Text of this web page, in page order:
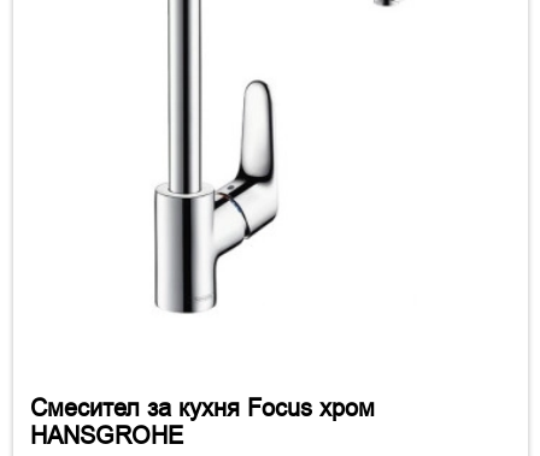
Смесител за кухня Focus хром
HANSGROHE